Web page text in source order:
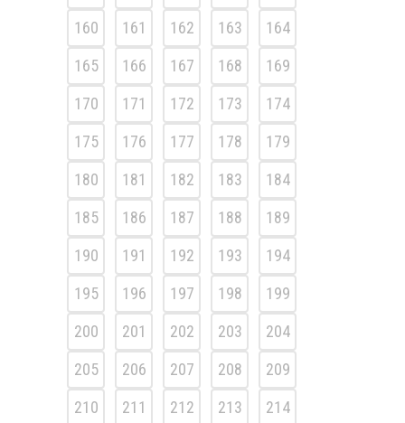
160
161 162 163
164
165
166 167 168
169
170
171 172 173
174
175
176 177 178
179
180
181 182 183
184
185
186 187 188
189
190
191 192 193
194
195
196 197 198
199
200
201 202 203
204
205
206 207 208
209
210
211 212 213
214